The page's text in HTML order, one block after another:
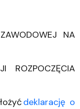
NA
ROZPOCZĘCIA
deklarację o